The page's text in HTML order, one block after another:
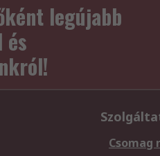
legújabb
Csomag